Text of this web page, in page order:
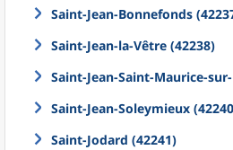
Saint-Jean-Bonnefonds
Saint-Jean-la-Vêtre (42238)
Saint-Jean-Saint-Maurice-
Saint-Jean-Soleymieux
Saint-Jodard (42241)